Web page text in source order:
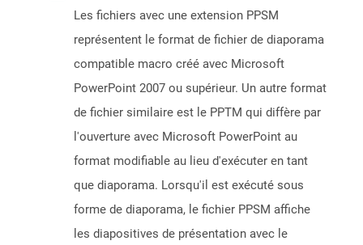
Les fichiers avec une extension PPSM
représentent le format de fichier de diaporama
compatible macro créé avec Microsoft
PowerPoint 2007 ou supérieur. Un autre format
de fichier similaire est le PPTM qui diffère par
l'ouverture avec Microsoft PowerPoint au
format modifiable au lieu d'exécuter en tant
que diaporama. Lorsqu'il est exécuté sous
forme de diaporama, le fichier PPSM affiche
les diapositives de présentation avec le